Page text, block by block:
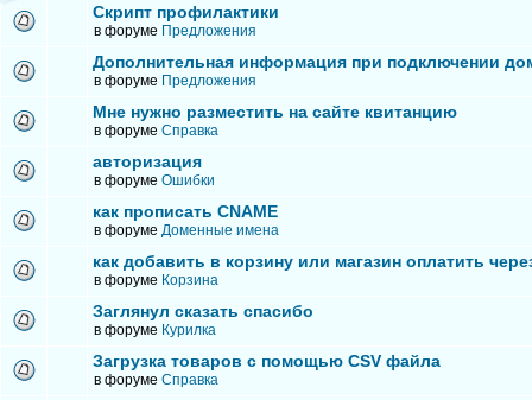
Скрипт профилактики
в форуме Предложения
Дополнительная информация при подключении
в форуме Предложения
Мне нужно разместить на сайте квитанцию
в форуме Справка
авторизация
в форуме Ошибки
как прописать CNAME
в форуме Доменные имена
как добавить в корзину или магазин оплатить
в форуме Корзина
Заглянул сказать спасибо
в форуме Курилка
Загрузка товаров с помощью CSV файла
в форуме Справка